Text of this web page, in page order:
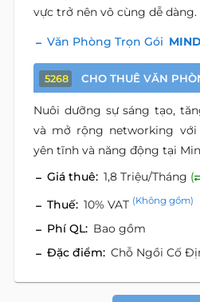
vực trở nên vô cùng dễ dàng.
Văn Phòng Trọn Gói
5268 CHO THUÊ VĂN
Nuôi dưỡng sự sáng tạo,
và mở rộng networking
yên tĩnh và năng động tại
Giá thuê: 1,8 Triệu/Tháng (
Thuế: 10% VAT (Không gồm)
Phí QL: Bao gồm
Đặc điểm: Chỗ Ngồi Cố